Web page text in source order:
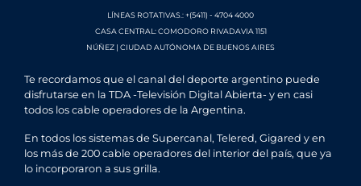
LÍNEAS ROTATIVAS.: +(5411) - 4704 4000
CASA CENTRAL: COMODORO RIVADAVIA 1151
NÚÑEZ | CIUDAD AUTÓNOMA DE BUENOS AIRES
Te recordamos que el canal del deporte argentino puede
disfrutarse en la TDA -Televisión Digital Abierta- y en casi
todos los cable operadores de la Argentina.
En todos los sistemas de Supercanal, Telered, Gigared y en
los más de 200 cable operadores del interior del país, que ya
lo incorporaron a sus grilla.